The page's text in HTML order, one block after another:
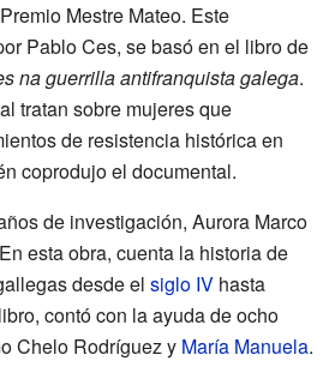
Mestre Mateo. Este
Pablo Ces, se basó en el libro de
na guerrilla antifranquista galega.
tratan sobre mujeres que
de resistencia histórica en
coprodujo el documental.
de investigación, Aurora Marco
esta obra, cuenta la historia de
desde el siglo IV hasta
contó con la ayuda de ocho
Chelo Rodríguez y María Manuela.